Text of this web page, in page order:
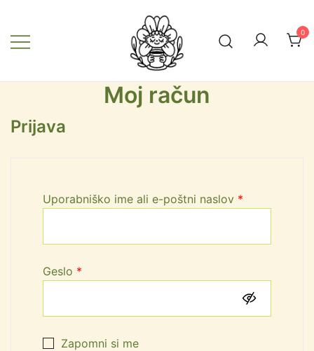
Zeliščna vila
0
Moj račun
Prijava
Uporabniško ime ali e-poštni naslov *
Geslo *
Zapomni si me